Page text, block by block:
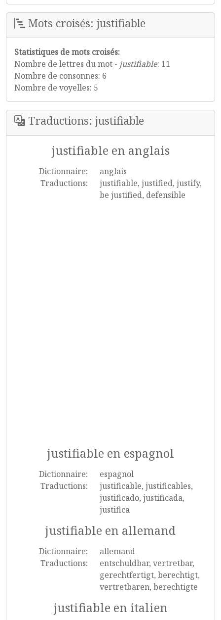
Mots croisés: justifiable
Statistiques de mots croisés:
Nombre de lettres du mot - justifiable: 11
Nombre de consonnes: 6
Nombre de voyelles: 5
Traductions: justifiable
justifiable en anglais
Dictionnaire:
anglais
Traductions:
justifiable, justified, justify,
be justified, defensible
justifiable en espagnol
Dictionnaire:
espagnol
Traductions:
justificable, justificables,
justificado, justificada,
justifica
justifiable en allemand
Dictionnaire:
allemand
Traductions:
entschuldbar, vertretbar,
gerechtfertigt, berechtigt,
vertretbaren, berechtigte
justifiable en italien